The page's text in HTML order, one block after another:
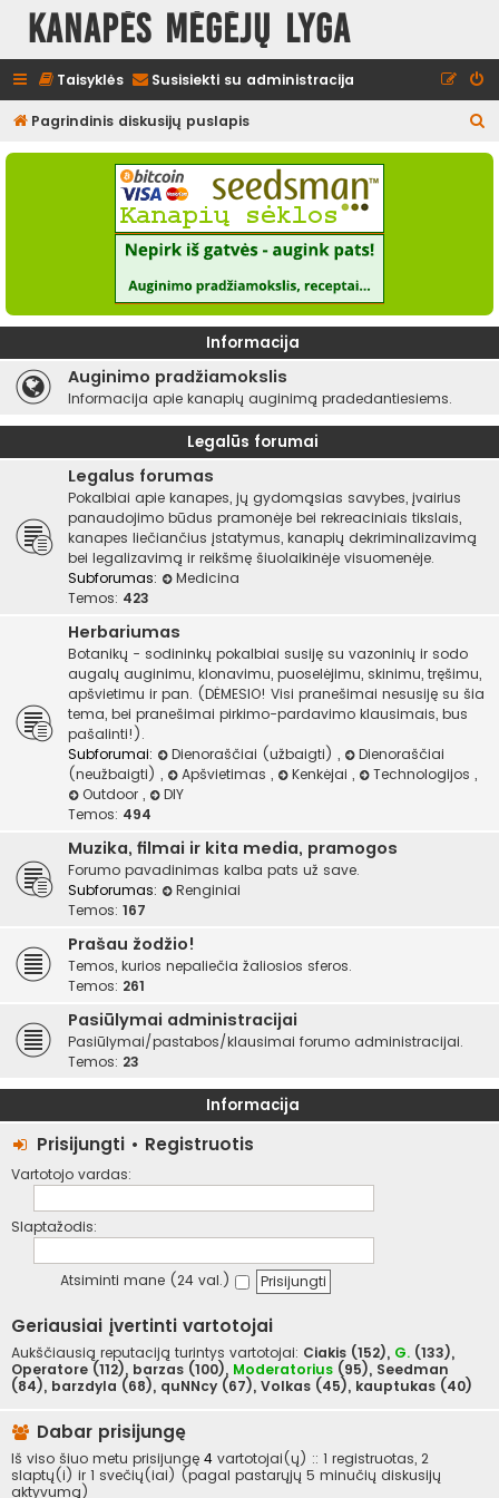
Kanapės mėgėjų lyga
Taisyklės Susisiekti su administracija
Pagrindinis diskusijų puslapis
e
Informacija
Auginimo pradžiamokslis
Informacija apie kanapių auginimą pradedantiesiems.
Legalūs forumai
Legalus forumas
Pokalbiai apie kanapes, jų gydomąsias savybes, įvairius
panaudojimo būdus pramonėje bei rekreaciniais tikslais,
kanapes liečiančius įstatymus, kanapių dekriminalizavimą
bei legalizavimą ir reikšmę šiuolaikinėje visuomenėje.
Subforumas:
Medicina
Temos: 423
Herbariumas
Botanikų - sodininkų pokalbiai susiję su vazoninių ir sodo
augalų auginimu, klonavimu, puoselėjimu, skinimu, tręšimu,
apšvietimu ir pan. (DĖMESIO! Visi pranešimai nesusiję su šia
tema, bei pranešimai pirkimo-pardavimo klausimais, bus
pašalinti!).
Subforumai:
Dienoraščiai (užbaigti) ,
Dienoraščiai
(neužbaigti) , Apšvietimas , Kenkėjai , Technologijos ,
Outdoor ,
DIY
Temos: 494
Muzika, filmai ir kita media, pramogos
Forumo pavadinimas kalba pats už save.
Subforumas:
Renginiai
Temos: 167
Prašau žodžio!
Temos, kurios nepaliečia žaliosios sferos.
Temos: 261
Pasiūlymai administracijai
Pasiūlymai/pastabos/klausimai forumo administracijai.
Temos: 23
Informacija
Prisijungti • Registruotis
Vartotojo vardas:
Slaptažodis:
Atsiminti mane (24 val.)
Geriausiai įvertinti vartotojai
Aukščiausią reputaciją turintys vartotojai: Ciakis (152), G. (133),
Operatore (112), barzas (100), Moderatorius (95), Seedman
(84), barzdyla (68), quNNcy (67), Volkas (45), kauptukas (40)
Dabar prisijungę
Iš viso šiuo metu prisijungę 4 vartotojai(ų) :: 1 registruotas, 2
slaptų(i) ir 1 svečių(iai) (pagal pastarųjų 5 minučių diskusijų
aktyvumą)